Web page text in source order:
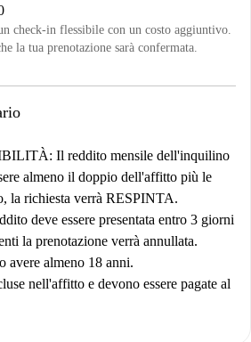
check-in flessibile con un costo aggiuntivo.
la tua prenotazione sarà confermata.
Il reddito mensile dell'inquilino
almeno il doppio dell'affitto più le
la richiesta verrà RESPINTA.
deve essere presentata entro 3 giorni
la prenotazione verrà annullata.
almeno 18 anni.
nell'affitto e devono essere pagate al